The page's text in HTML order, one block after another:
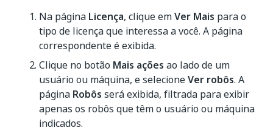
Na página Licença, clique emVer Mais para o
tipo de licença que interessa a você. A página
correspondente é exibida.
Clique no botão Mais ações ao lado de um
usuário ou máquina, e selecioneVer robôs. A
página Robôs será exibida, filtrada para exibir
apenas os robôs que têm o usuário ou máquina
indicados.